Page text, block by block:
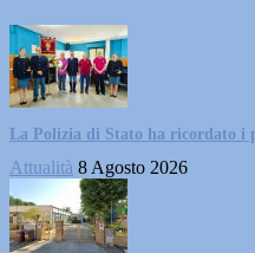
La Polizia di Stato ha ricordato i
Attualità 8 Agosto 2026